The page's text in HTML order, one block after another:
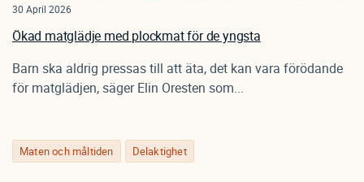
Maten och måltiden Delaktighet
30 April 2026
Ökad matglädje med plockmat för de yngsta
Barn ska aldrig pressas till att äta, det kan vara förödande
för matglädjen, säger Elin Oresten som...